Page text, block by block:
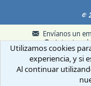
©
Envíanos un
Aviso Legal
Política de
Utilizamos cookies
experiencia, y si
Al continuar